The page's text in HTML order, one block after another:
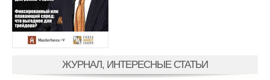
ЖУРНАЛ, ИНТЕРЕСНЫЕ СТАТЬИ